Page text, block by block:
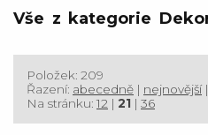
Vše z kategorie
Položek: 209
Řazení: abecedně | nejnovější|
Na stránku: 12 | 21 | 36